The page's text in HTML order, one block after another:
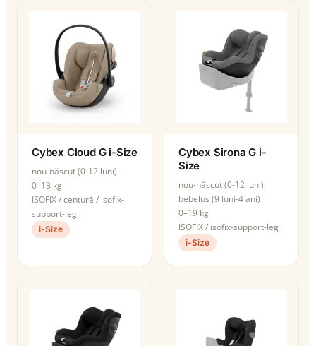
Cybex Cloud G i-Size
nou-născut (0-12 luni)
0–13 kg
ISOFIX / centură / isofix-
support-leg
i-Size
Cybex Sirona G i-
Size
nou-născut (0-12 luni),
bebeluș (9 luni-4 ani)
0–19 kg
ISOFIX / isofix-support-leg
i-Size